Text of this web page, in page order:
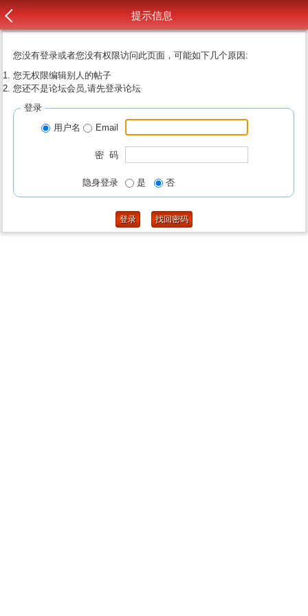
提示信息
您没有登录或者您没有权限访问此页面，可能如下几个原因:
您无权限编辑别人的帖子
您还不是论坛会员,请先登录论坛
登录
用户名
Email
密 码
隐身登录 是 否